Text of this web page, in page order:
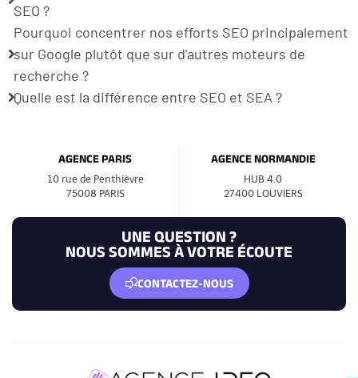
SEO ?
Pourquoi concentrer nos efforts SEO principalement
sur Google plutôt que sur d'autres moteurs de
recherche ?
Quelle est la différence entre SEO et SEA ?
AGENCE PARIS
10 rue de Penthièvre
75008 PARIS
AGENCE NORMANDIE
HUB 4.0
27400 LOUVIERS
UNE QUESTION ?
NOUS SOMMES À VOTRE ÉCOUTE
CONTACTEZ-NOUS